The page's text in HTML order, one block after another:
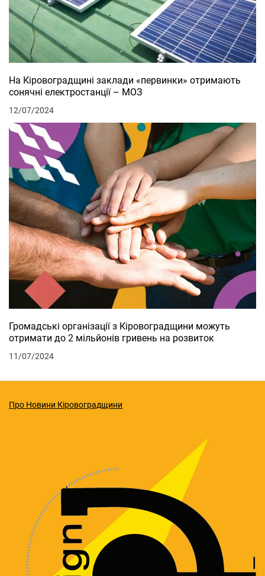
На Кіровоградщині заклади «первинки» отримають
сонячні електростанції – МОЗ
12/07/2024
Громадські організації з Кіровоградщини можуть
отримати до 2 мільйонів гривень на розвиток
11/07/2024
Про Новини Кіровоградщини